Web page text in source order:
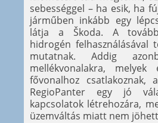
sebességgel – ha esik, ha
járműben inkább egy
látja a Škoda. A
hidrogén felhasználásával
mutatnak. Addig
mellékvonalakra,
fővonalhoz csatlakoznak,
RegioPanter egy jó
kapcsolatok létrehozára,
üzemváltás miatt nem